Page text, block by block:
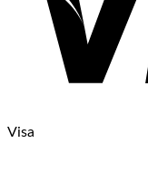
Visa